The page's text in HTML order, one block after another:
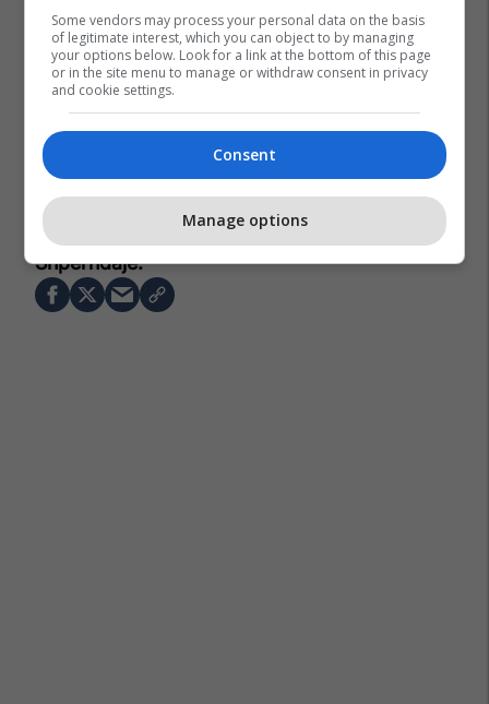
Finlanda Të Shtëna Armësh
Some vendors may process your personal data on the basis
of legitimate interest, which you can object to by managing
your options below. Look for a link at the bottom of this page
or in the site menu to manage or withdraw consent in privacy
and cookie settings.
Consent
Manage options